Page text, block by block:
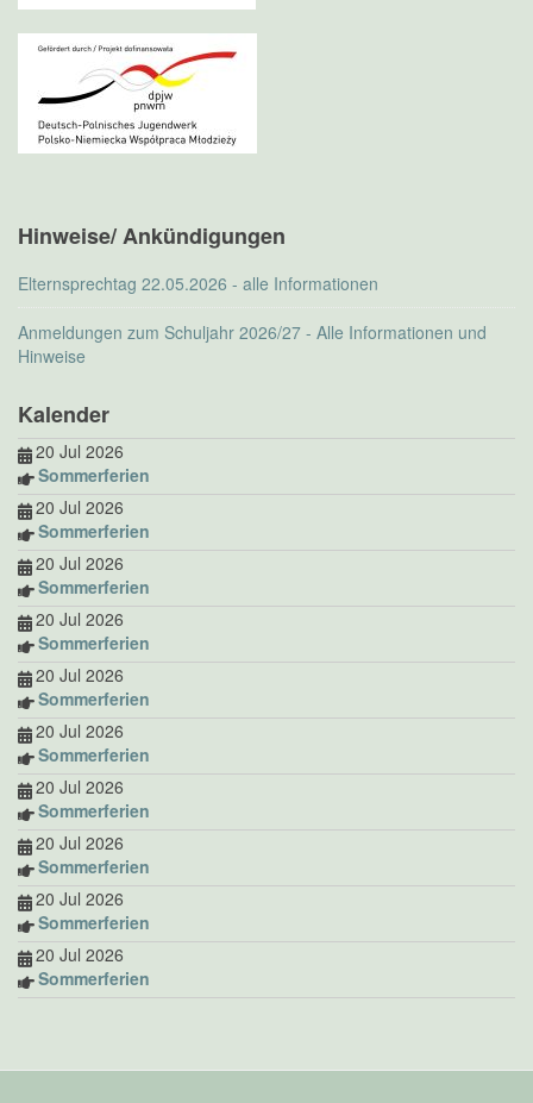
Hinweise/ Ankündigungen
Elternsprechtag 22.05.2026 - alle Informationen
Anmeldungen zum Schuljahr 2026/27 - Alle Informationen und
Hinweise
Kalender
20 Jul 2026
Sommerferien
20 Jul 2026
Sommerferien
20 Jul 2026
Sommerferien
20 Jul 2026
Sommerferien
20 Jul 2026
Sommerferien
20 Jul 2026
Sommerferien
20 Jul 2026
Sommerferien
20 Jul 2026
Sommerferien
20 Jul 2026
Sommerferien
20 Jul 2026
Sommerferien